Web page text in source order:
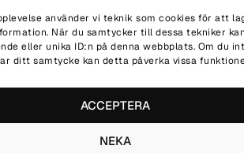
använder vi teknik som cookies för att
När du samtycker till dessa tekniker
eller unika ID:n på denna webbplats. Om du
ditt samtycke kan detta påverka vissa
ACCEPTERA
NEKA
Copyright © 2026Academy X.
Allt innehåll på denna webbplats
är skyddat av upphovsrätt och
användas utan uttryckligt
medgivande från skaparen.